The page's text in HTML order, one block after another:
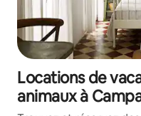
Locations de
animaux à